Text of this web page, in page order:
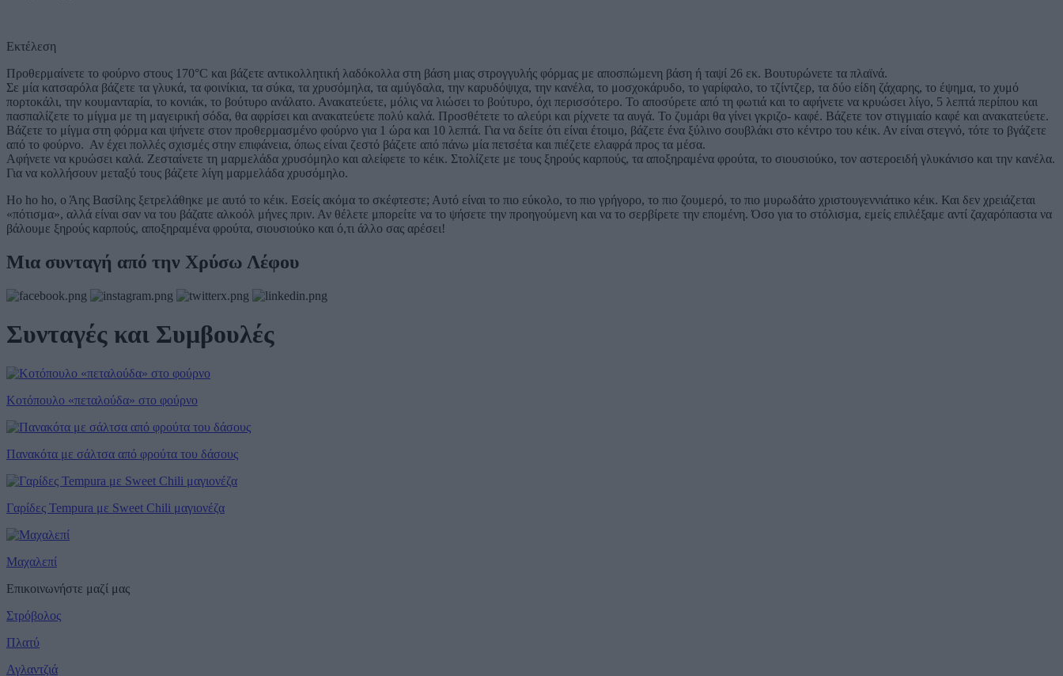
Εκτέλεση
Προθερμαίνετε το φούρνο στους 170°C και βάζετε αντικολλητική λαδόκολλα στη βάση μιας στρογγυλής φόρμας με αποσπώμενη βάση ή ταψί 26 εκ. Βουτυρώνετε τα πλαϊνά.
Σε μία κατσαρόλα βάζετε τα γλυκά, τα φοινίκια, τα σύκα, τα χρυσόμηλα, τα αμύγδαλα, την καρυδόψιχα, την κανέλα, το μοσχοκάρυδο, το γαρίφαλο, το τζίντζερ, τα δύο είδη ζάχαρης, το έψημα, το χυμό
πορτοκάλι, την κουμανταρία, το κονιάκ, το βούτυρο ανάλατο. Ανακατεύετε, μόλις να λιώσει το βούτυρο, όχι περισσότερο. Το αποσύρετε από τη φωτιά και το αφήνετε να κρυώσει λίγο, 5 λεπτά περίπου και
πασπαλίζετε το μίγμα με τη μαγειρική σόδα, θα αφρίσει και ανακατεύετε πολύ καλά. Προσθέτετε το αλεύρι και ρίχνετε τα αυγά. Το ζυμάρι θα γίνει γκριζο- καφέ. Βάζετε τον στιγμιαίο καφέ και ανακατεύετε.
Βάζετε το μίγμα στη φόρμα και ψήνετε στον προθερμασμένο φούρνο για 1 ώρα και 10 λεπτά. Για να δείτε ότι είναι έτοιμο, βάζετε ένα ξύλινο σουβλάκι στο κέντρο του κέικ. Αν είναι στεγνό, τότε το βγάζετε
από το φούρνο. Αν έχει πολλές σχισμές στην επιφάνεια, όπως είναι ζεστό βάζετε από πάνω μία πετσέτα και πιέζετε ελαφρά προς τα μέσα.
Αφήνετε να κρυώσει καλά. Ζεσταίνετε τη μαρμελάδα χρυσόμηλο και αλείφετε το κέικ. Στολίζετε με τους ξηρούς καρπούς, τα αποξηραμένα φρούτα, το σιουσιούκο, τον αστεροειδή γλυκάνισο και την κανέλα.
Για να κολλήσουν μεταξύ τους βάζετε λίγη μαρμελάδα χρυσόμηλο.
Ho ho ho, ο Άης Βασίλης ξετρελάθηκε με αυτό το κέικ. Εσείς ακόμα το σκέφτεστε; Αυτό είναι το πιο εύκολο, το πιο γρήγορο, το πιο ζουμερό, το πιο μυρωδάτο χριστουγεννιάτικο κέικ. Και δεν χρειάζεται
«πότισμα», αλλά είναι σαν να του βάζατε αλκοόλ μήνες πριν. Αν θέλετε μπορείτε να το ψήσετε την προηγούμενη και να το σερβίρετε την επομένη. Όσο για το στόλισμα, εμείς επιλέξαμε αντί ζαχαρόπαστα να
βάλουμε ξηρούς καρπούς, αποξηραμένα φρούτα, σιουσιούκο και ό,τι άλλο σας αρέσει!
Μια συνταγή από την Χρύσω Λέφου
Συνταγές και Συμβουλές
Κοτόπουλο «πεταλούδα» στο φούρνο
Πανακότα με σάλτσα από φρούτα του δάσους
Γαρίδες Tempura με Sweet Chili μαγιονέζα
Μαχαλεπί
Επικοινωνήστε μαζί μας
Στρόβολος
Πλατύ
Αγλαντζιά